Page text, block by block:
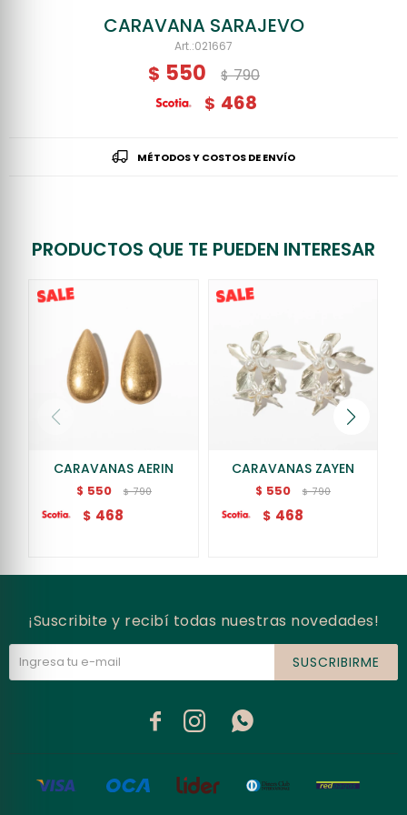
CARAVANA SARAJEVO
021667
$ 550 $ 790
$ 468
MÉTODOS Y COSTOS DE ENVÍO
PRODUCTOS QUE TE PUEDEN INTERESAR
CARAVANAS AERIN
$ 550 $ 790
$ 468
CARAVANAS ZAYEN
$ 550 $ 790
$ 468
¡Suscribite y recibí todas nuestras novedades!
SUSCRIBIRME
  